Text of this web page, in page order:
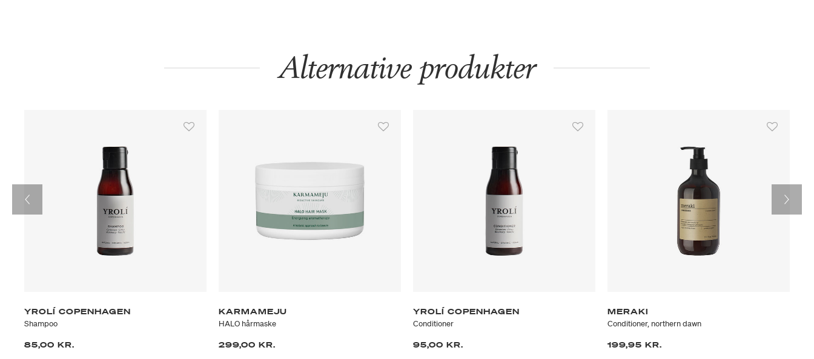
Alternative produkter
YROLÍ COPENHAGEN
Shampoo
85,00 KR.
KARMAMEJU
HALO hårmaske
299,00 KR.
YROLÍ COPENHAGEN
Conditioner
95,00 KR.
MERAKI
Conditioner, northern dawn
199,95 KR.